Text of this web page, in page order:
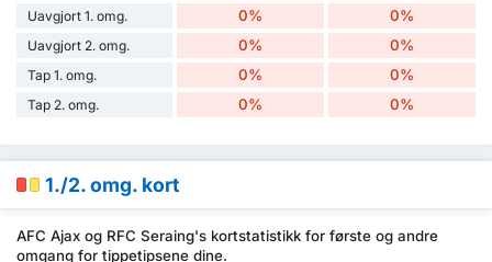
Uavgjort 1. omg. 0% 0%
Uavgjort 2. omg. 0% 0%
Tap 1. omg. 0% 0%
Tap 2. omg. 0% 0%
1./2. omg. kort
AFC Ajax og RFC Seraing's kortstatistikk for første og andre
omgang for tippetipsene dine.